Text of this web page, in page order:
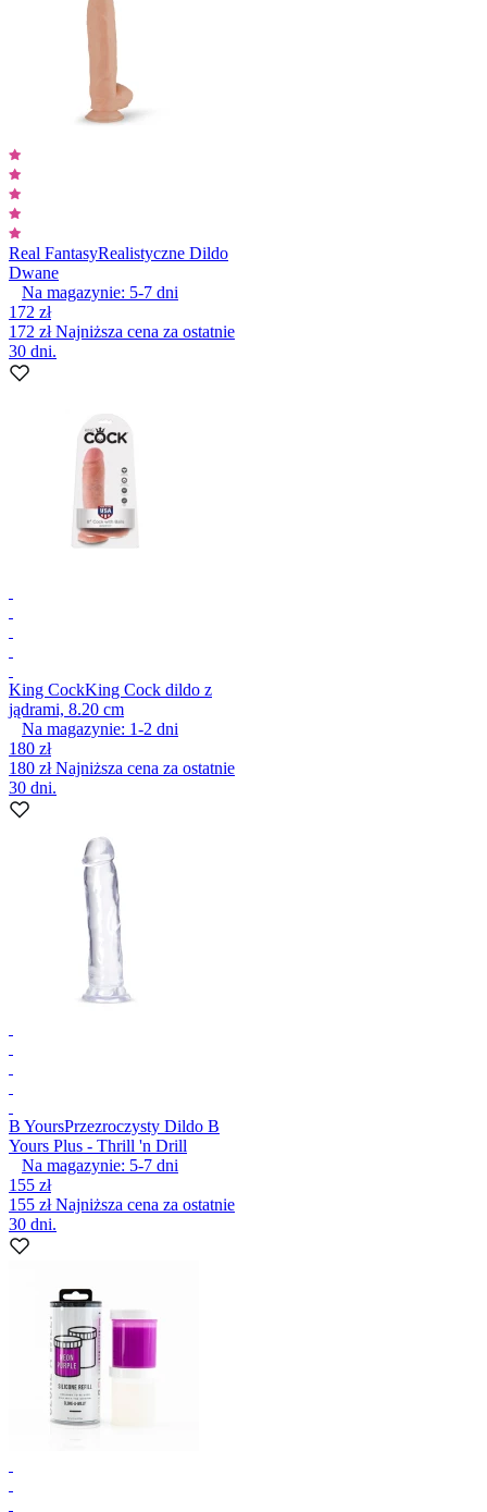
Real FantasyRealistyczne Dildo
Dwane
Na magazynie: 5-7 dni
172 zł
172 złNajniższa cena za ostatnie
30 dni.
King CockKing Cock dildo z
jądrami, 8.20 cm
Na magazynie: 1-2 dni
180 zł
180 złNajniższa cena za ostatnie
30 dni.
B YoursPrzezroczysty Dildo B
Yours Plus - Thrill 'n Drill
Na magazynie: 5-7 dni
155 zł
155 złNajniższa cena za ostatnie
30 dni.